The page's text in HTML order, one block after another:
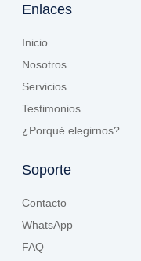
Enlaces
Inicio
Nosotros
Servicios
Testimonios
¿Porqué elegirnos?
Soporte
Contacto
WhatsApp
FAQ